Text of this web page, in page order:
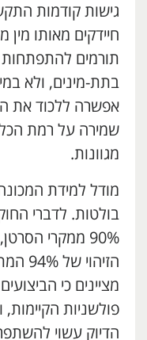
גישות קודמות
חיידקים מאותו
תורמים
בתת-מינים, ולא
אפשרה ללכוד את
שמירה על רמת
מגוונות.
מודל למידת
בולטות. לדברי
90% ממקרי
מציינים כי
פולשניות
הדיוק עשוי